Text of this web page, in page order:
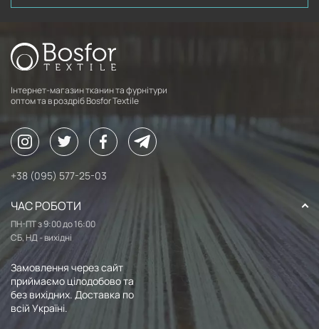
Інтернет-магазин тканин та фурнітури
оптом та в роздріб Bosfor Textile
+38 (095) 577-25-03
ЧАС РОБОТИ
ПН-ПТ з 9:00 до 16:00
СБ, НД - вихідні
Замовлення через сайт
приймаємо цілодобово та
без вихідних. Доставка по
всій Україні.